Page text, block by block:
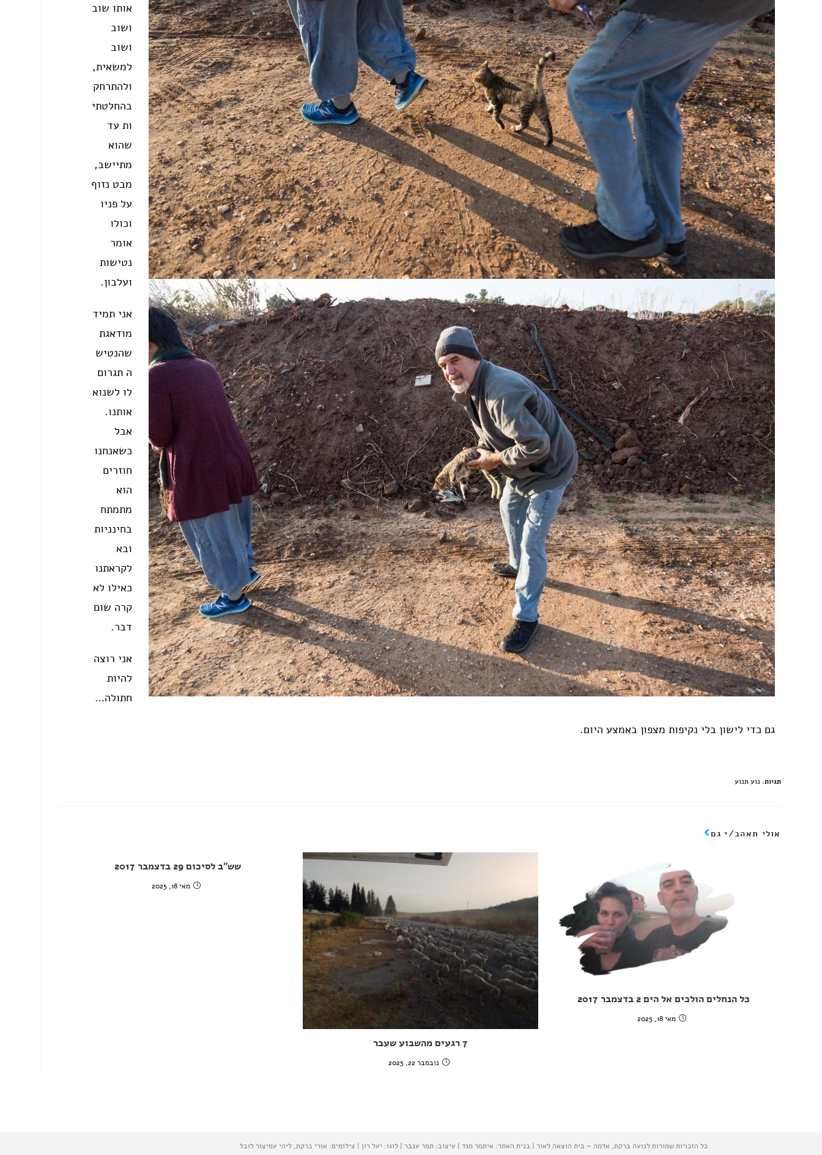
אותו שוב
ושוב
ושוב
למשאית,
ולהתרחק
בהחלטתי
ות עד
שהוא
מתיישב,
מבט נזוף
על פניו
וכולו
אומר
נטישות
ועלבון.
אני תמיד
מודאגת
שהנטיש
ה תגרום
לו לשנוא
אותנו.
אבל
כשאנחנו
חוזרים
הוא
מתמתח
בחינניות
ובא
לקראתנו
כאילו לא
קרה שום
דבר.
אני רוצה
להיות
חתולה…
גם כדי לישון בלי נקיפות מצפון באמצע היום.
תגיות: נוע תנוע
אולי תאהב/י גם
שש”ב לסיכום 29 בדצמבר 2017
מאי 18, 2025
7 רגעים מהשבוע שעבר
נובמבר 22, 2025
כל הנחלים הולכים אל הים 2 בדצמבר 2017
מאי 18, 2025
כל הזכויות שמורות לנועה ברקת, אדמה – בית הוצאה לאור | בנית האתר: איתמר מגד | עיצוב: תמר ענבר | לוגו: יעל רון | צילומים: אורי ברקת, ליהי עמיצור לובל